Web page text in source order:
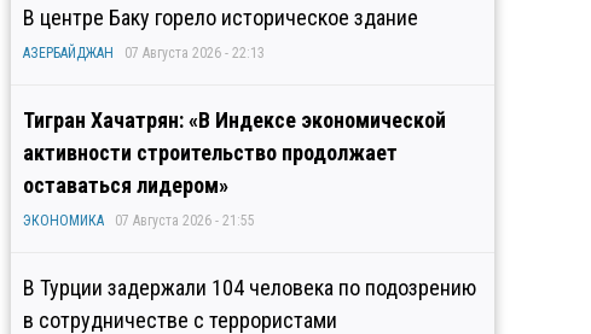
В центре Баку горело историческое здание
АЗЕРБАЙДЖАН 07 Августа 2026 - 22:13
Тигран Хачатрян: «В Индексе экономической
активности строительство продолжает
оставаться лидером»
ЭКОНОМИКА 07 Августа 2026 - 21:55
В Турции задержали 104 человека по подозрению
в сотрудничестве с террористами